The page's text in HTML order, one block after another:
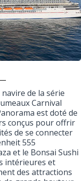
de la série
Carnival
est doté de
conçus pour offrir
de se connecter
555
et le Bonsai Sushi
intérieures et
des attractions